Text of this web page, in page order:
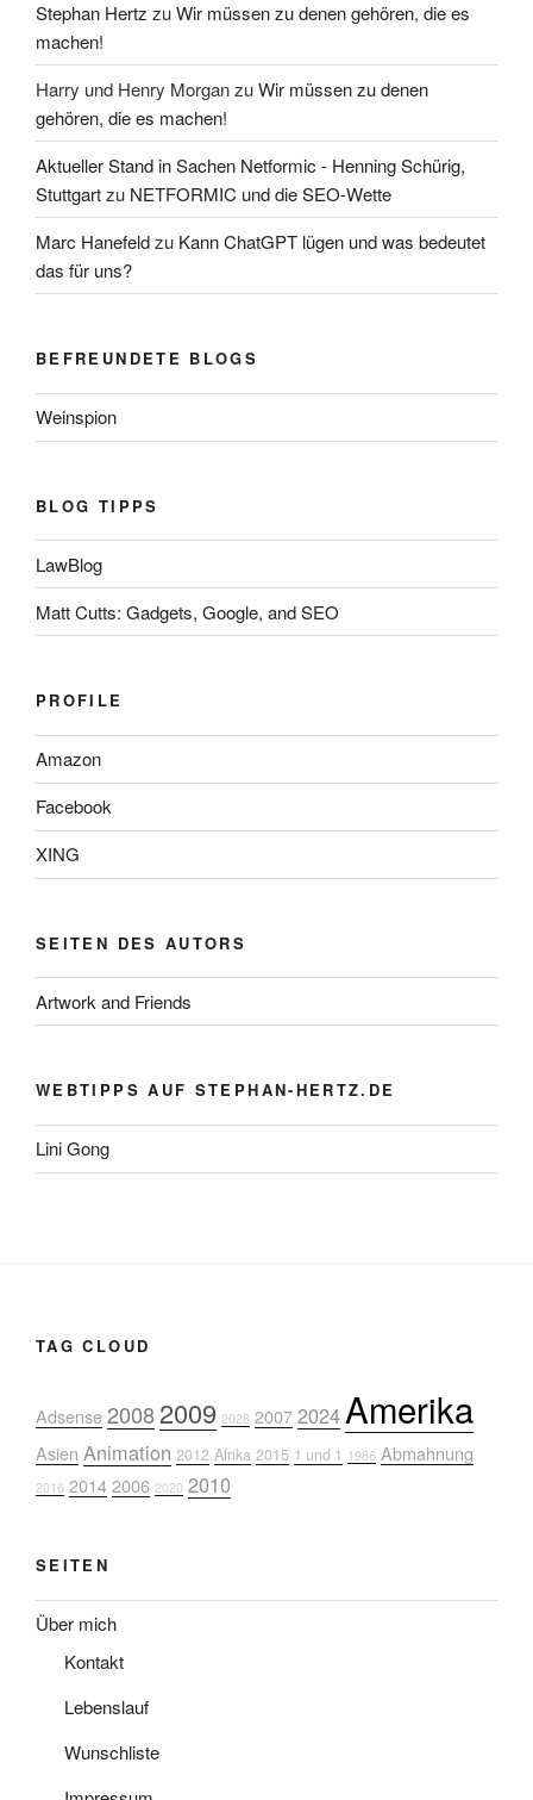
Stephan Hertz zuWir müssen zu denen gehören, die es
machen!
Harry und Henry MorganzuWir müssen zu denen
gehören, die es machen!
Aktueller Stand in Sachen Netformic - Henning Schürig,
Stuttgartzu NETFORMIC und die SEO-Wette
Marc Hanefeldzu Kann ChatGPT lügen und was bedeutet
das für uns?
BEFREUNDETE BLOGS
Weinspion
BLOG TIPPS
LawBlog
Matt Cutts: Gadgets, Google, and SEO
PROFILE
Amazon
Facebook
XING
SEITEN DES AUTORS
Artwork and Friends
WEBTIPPS AUF STEPHAN-HERTZ.DE
Lini Gong
TAG CLOUD
Adsense20082009 2028 20072024 Amerika
Asien Animation 2012 Afrika 2015 1 und 1 1986 Abmahnung
2016 20142006 2020 2010
SEITEN
Über mich
Kontakt
Lebenslauf
Wunschliste